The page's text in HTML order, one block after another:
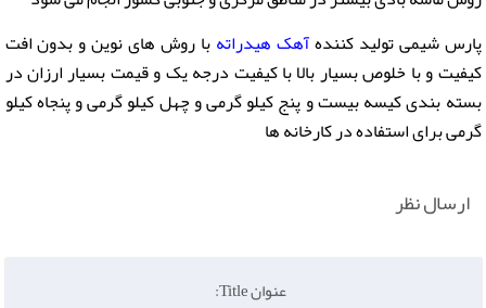
پارس شیمی تولید کنندهآهک هیدراتهبا روش های نوین و بدون افت
کیفیت و با خلوص بسیار بالا با کیفیت درجه یک و قیمت بسیار ارزان در
بسته بندی کیسه بیست و پنج کیلو گرمی و چهل کیلو گرمی و پنجاه کیلو
گرمی برای استفاده در کارخانه ها
ارسال نظر
عنوان Title: